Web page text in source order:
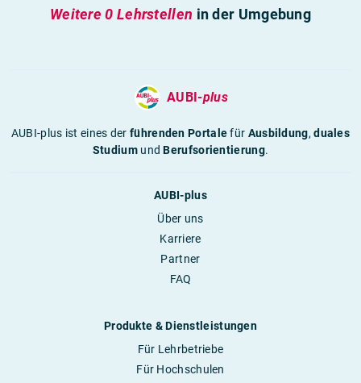
Weitere 0 Lehrstellen in der Umgebung
AUBI-plus
AUBI-plus ist eines derführenden Portalefür Ausbildung,duales
StudiumundBerufsorientierung.
AUBI-plus
Über uns
Karriere
Partner
FAQ
Produkte & Dienstleistungen
Für Lehrbetriebe
Für Hochschulen